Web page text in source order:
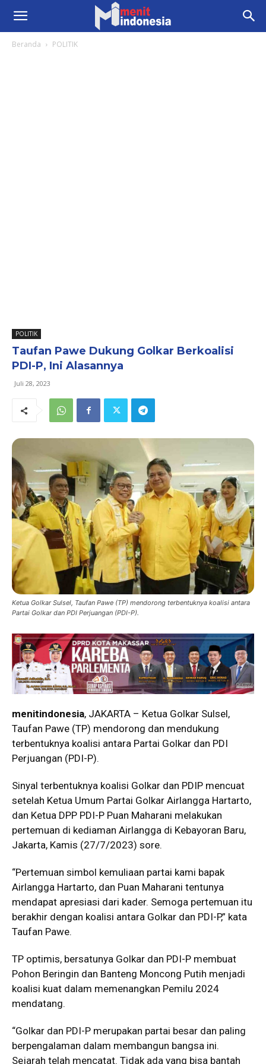
Beranda POLITIK
POLITIK
Taufan Pawe Dukung Golkar Berkoalisi
PDI-P, Ini Alasannya
Juli 28, 2023
Ketua Golkar Sulsel, Taufan Pawe (TP) mendorong terbentuknya koalisi antara
Partai Golkar dan PDI Perjuangan (PDI-P).
menitindonesia, JAKARTA – Ketua Golkar Sulsel,
Taufan Pawe (TP) mendorong dan mendukung
terbentuknya koalisi antara Partai Golkar dan PDI
Perjuangan (PDI-P).
Sinyal terbentuknya koalisi Golkar dan PDIP mencuat
setelah Ketua Umum Partai Golkar Airlangga Hartarto,
dan Ketua DPP PDI-P Puan Maharani melakukan
pertemuan di kediaman Airlangga di Kebayoran Baru,
Jakarta, Kamis (27/7/2023) sore.
“Pertemuan simbol kemuliaan partai kami bapak
Airlangga Hartarto, dan Puan Maharani tentunya
mendapat apresiasi dari kader. Semoga pertemuan itu
berakhir dengan koalisi antara Golkar dan PDI-P,” kata
Taufan Pawe.
TP optimis, bersatunya Golkar dan PDI-P membuat
Pohon Beringin dan Banteng Moncong Putih menjadi
koalisi kuat dalam memenangkan Pemilu 2024
mendatang.
“Golkar dan PDI-P merupakan partai besar dan paling
berpengalaman dalam membangun bangsa ini.
Sejarah telah mencatat. Tidak ada yang bisa bantah